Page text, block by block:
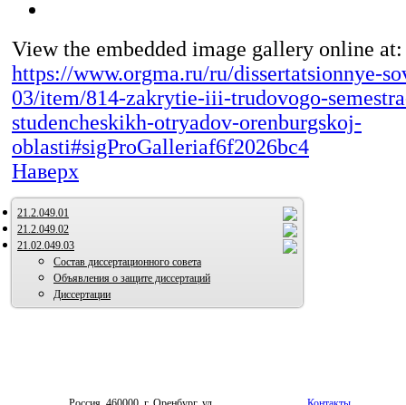
View the embedded image gallery online at:
https://www.orgma.ru/ru/dissertatsionnye-
03/item/814-zakrytie-iii-trudovogo-
studencheskikh-otryadov-orenburgskoj-
oblasti#sigProGalleriaf6f2026bc4
Наверх
21.2.049.01
21.2.049.02
21.02.049.03
Состав диссертационного совета
Объявления о защите диссертаций
Диссертации